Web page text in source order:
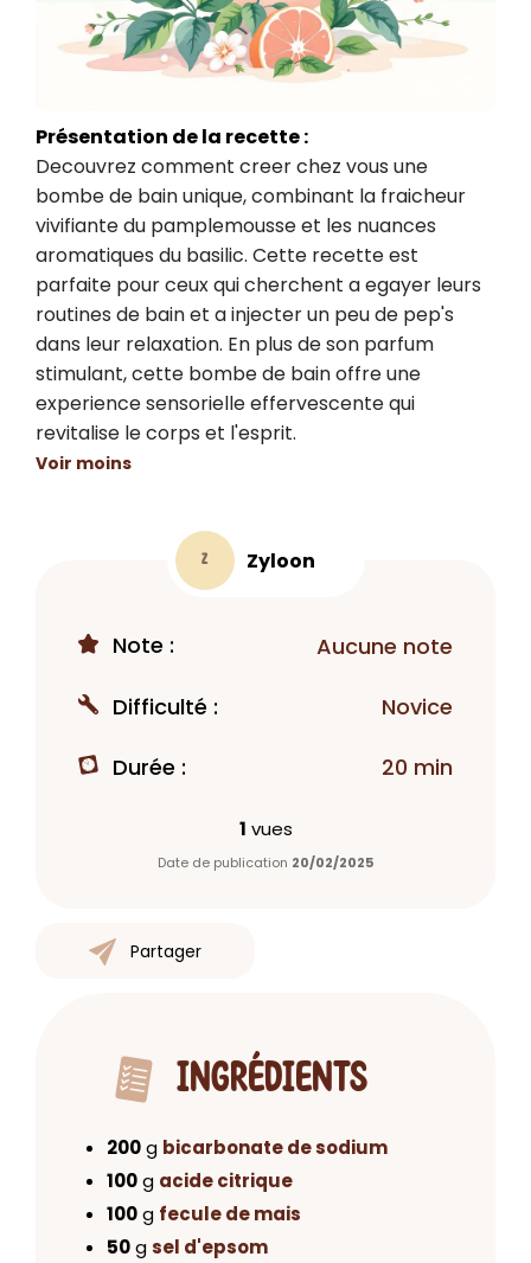
Présentation de la recette :
Decouvrez comment creer chez vous une
bombe de bain unique, combinant la fraicheur
vivifiante du pamplemousse et les nuances
aromatiques du basilic. Cette recette est
parfaite pour ceux qui cherchent a egayer leurs
routines de bain et a injecter un peu de pep's
dans leur relaxation. En plus de son parfum
stimulant, cette bombe de bain offre une
experience sensorielle effervescente qui
revitalise le corps et l'esprit.
Voir moins
Z Zyloon
Note : Aucune note
Difficulté : Novice
Durée : 20 min
1 vues
Date de publication 20/02/2025
Partager
INGRÉDIENTS
200g bicarbonate de sodium
100g acide citrique
100g fecule de mais
50gsel d'epsom